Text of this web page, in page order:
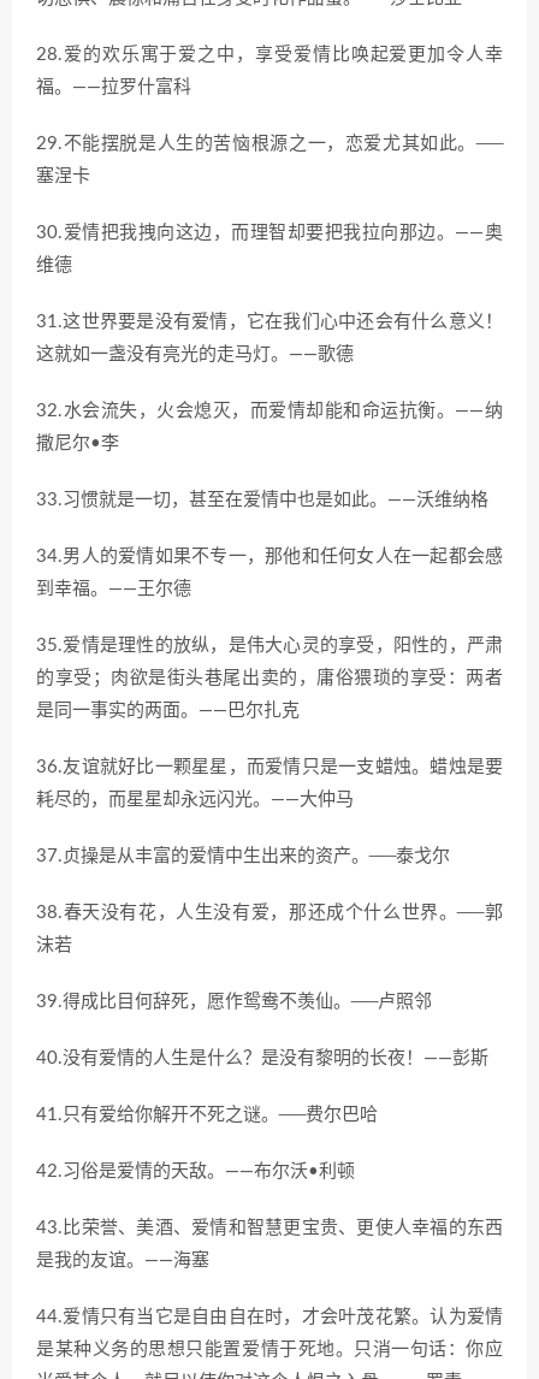
28.爱的欢乐寓于爱之中，享受爱情比唤起爱更加令人幸
福。——拉罗什富科
29.不能摆脱是人生的苦恼根源之一，恋爱尤其如此。──
塞涅卡
30.爱情把我拽向这边，而理智却要把我拉向那边。——奥
维德
31.这世界要是没有爱情，它在我们心中还会有什么意义！
这就如一盏没有亮光的走马灯。——歌德
32.水会流失，火会熄灭，而爱情却能和命运抗衡。——纳
撒尼尔•李
33.习惯就是一切，甚至在爱情中也是如此。——沃维纳格
34.男人的爱情如果不专一，那他和任何女人在一起都会感
到幸福。——王尔德
35.爱情是理性的放纵，是伟大心灵的享受，阳性的，严肃
的享受；肉欲是街头巷尾出卖的，庸俗猥琐的享受：两者
是同一事实的两面。——巴尔扎克
36.友谊就好比一颗星星，而爱情只是一支蜡烛。蜡烛是要
耗尽的，而星星却永远闪光。——大仲马
37.贞操是从丰富的爱情中生出来的资产。──泰戈尔
38.春天没有花，人生没有爱，那还成个什么世界。──郭
沫若
39.得成比目何辞死，愿作鸳鸯不羡仙。──卢照邻
40.没有爱情的人生是什么？是没有黎明的长夜！——彭斯
41.只有爱给你解开不死之谜。──费尔巴哈
42.习俗是爱情的天敌。——布尔沃•利顿
43.比荣誉、美酒、爱情和智慧更宝贵、更使人幸福的东西
是我的友谊。——海塞
44.爱情只有当它是自由自在时，才会叶茂花繁。认为爱情
是某种义务的思想只能置爱情于死地。只消一句话：你应